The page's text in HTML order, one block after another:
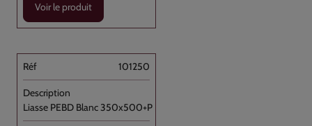
Voir le produit
101250
Liasse PEBD Blanc 350x500+P [...]